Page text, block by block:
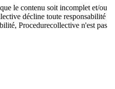
le contenu soit incomplet et/ou
décline toute responsabilité
Procedurecollective n'est pas